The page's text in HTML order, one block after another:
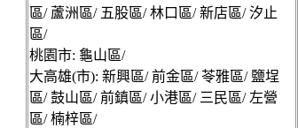
區/ 蘆洲區/ 五股區/ 林口區/ 新店區/ 汐止
區/
桃園市: 龜山區/
大高雄(市): 新興區/ 前金區/ 苓雅區/ 鹽埕
區/ 鼓山區/ 前鎮區/ 小港區/ 三民區/ 左營
區/ 楠梓區/